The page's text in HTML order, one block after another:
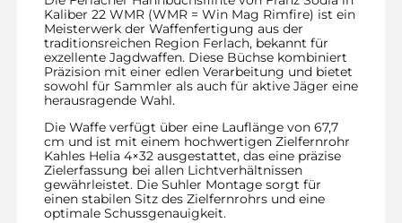
Kaliber 22 WMR (WMR = Win Mag Rimfire) ist ein
Meisterwerk der Waffenfertigung aus der
traditionsreichen Region Ferlach, bekannt für
exzellente Jagdwaffen. Diese Büchse kombiniert
Präzision mit einer edlen Verarbeitung und bietet
sowohl für Sammler als auch für aktive Jäger eine
herausragende Wahl.
Die Waffe verfügt über eine Lauflänge von 67,7
cm und ist mit einem hochwertigen Zielfernrohr
Kahles Helia 4×32 ausgestattet, das eine präzise
Zielerfassung bei allen Lichtverhältnissen
gewährleistet. Die Suhler Montage sorgt für
einen stabilen Sitz des Zielfernrohrs und eine
optimale Schussgenauigkeit.